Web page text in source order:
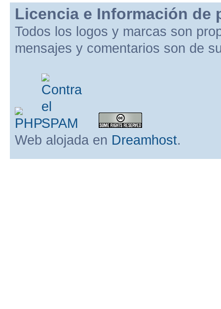
Licencia e Información de
Todos los logos y marcas son
mensajes y comentarios son de
Web alojada en Dreamhost.